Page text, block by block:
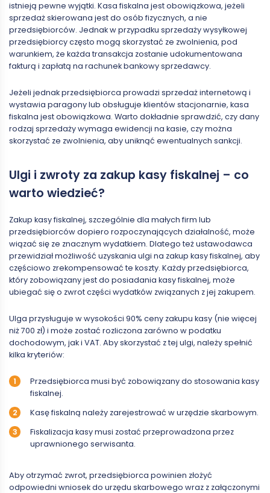
istnieją pewne wyjątki. Kasa fiskalna jest obowiązkowa, jeżeli
sprzedaż skierowana jest do osób fizycznych, a nie
przedsiębiorców. Jednak w przypadku sprzedaży wysyłkowej
przedsiębiorcy często mogą skorzystać ze zwolnienia, pod
warunkiem, że każda transakcja zostanie udokumentowana
fakturą i zapłatą na rachunek bankowy sprzedawcy.
Jeżeli jednak przedsiębiorca prowadzi sprzedaż internetową i
wystawia paragony lub obsługuje klientów stacjonarnie, kasa
fiskalna jest obowiązkowa. Warto dokładnie sprawdzić, czy dany
rodzaj sprzedaży wymaga ewidencji na kasie, czy można
skorzystać ze zwolnienia, aby uniknąć ewentualnych sankcji.
Ulgi i zwroty za zakup kasy fiskalnej – co
warto wiedzieć?
Zakup kasy fiskalnej, szczególnie dla małych firm lub
przedsiębiorców dopiero rozpoczynających działalność, może
wiązać się ze znacznym wydatkiem. Dlatego też ustawodawca
przewidział możliwość uzyskania ulgi na zakup kasy fiskalnej, aby
częściowo zrekompensować te koszty. Każdy przedsiębiorca,
który zobowiązany jest do posiadania kasy fiskalnej, może
ubiegać się o zwrot części wydatków związanych z jej zakupem.
Ulga przysługuje w wysokości 90% ceny zakupu kasy (nie więcej
niż 700 zł) i może zostać rozliczona zarówno w podatku
dochodowym, jak i VAT. Aby skorzystać z tej ulgi, należy spełnić
kilka kryteriów:
Przedsiębiorca musi być zobowiązany do stosowania kasy
fiskalnej.
Kasę fiskalną należy zarejestrować w urzędzie skarbowym.
Fiskalizacja kasy musi zostać przeprowadzona przez
uprawnionego serwisanta.
Aby otrzymać zwrot, przedsiębiorca powinien złożyć
odpowiedni wniosek do urzędu skarbowego wraz z załączonymi